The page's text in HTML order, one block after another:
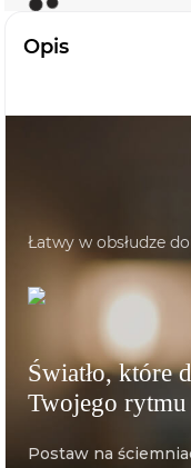
Opis
Łatwy w obsłudze
Światło, które
Twojego rytmu
Postaw na